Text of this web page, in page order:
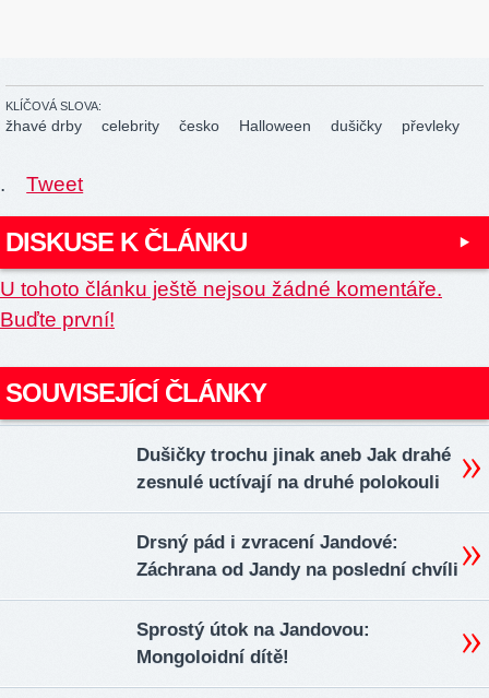
KLÍČOVÁ SLOVA:
žhavé drby celebrity česko Halloween dušičky převleky
. Tweet
DISKUSE K ČLÁNKU
U tohoto článku ještě nejsou žádné komentáře.
Buďte první!
SOUVISEJÍCÍ ČLÁNKY
Dušičky trochu jinak aneb Jak drahé
zesnulé uctívají na druhé polokouli
Drsný pád i zvracení Jandové:
Záchrana od Jandy na poslední chvíli
Sprostý útok na Jandovou:
Mongoloidní dítě!